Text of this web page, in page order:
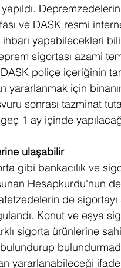
ve DASK resmi
ihbarı yapabilecekleri
sigortası azami
DASK poliçe içeriğinin
için
sonrası tazminat
1 ay içinde
ulaşabilir
gibi bankacılık ve
Hesapkurdu'nun
de sigortayı
Konut ve eşya
sigorta ürünlerine
yararlanabileceği